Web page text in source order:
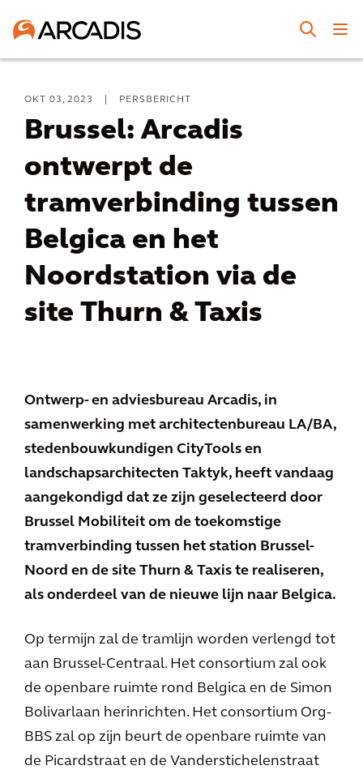
OKT 03, 2023 PERSBERICHT
Brussel: Arcadis
ontwerpt de
tramverbinding tussen
Belgica en het
Noordstation via de
site Thurn & Taxis
Ontwerp- en adviesbureau Arcadis, in
samenwerking met architectenbureau LA/BA,
stedenbouwkundigen CityTools en
landschapsarchitecten Taktyk, heeft vandaag
aangekondigd dat ze zijn geselecteerd door
Brussel Mobiliteit om de toekomstige
tramverbinding tussen het station Brussel-
Noord en de site Thurn & Taxis te realiseren,
als onderdeel van de nieuwe lijn naar Belgica.
Op termijn zal de tramlijn worden verlengd tot
aan Brussel-Centraal. Het consortium zal ook
de openbare ruimte rond Belgica en de Simon
Bolivarlaan herinrichten. Het consortium Org-
BBS zal op zijn beurt de openbare ruimte van
de Picardstraat en de Vanderstichelenstraat